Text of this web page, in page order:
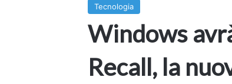
Tecnologia
Windows
Recall, la